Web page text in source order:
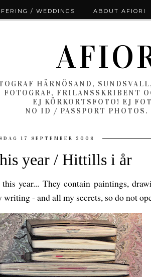
HÄRNÖSAND,
FOTOGRAF, FRILANSSKRIBENT
EJ KÖRKORTSFOTO! EJ
NO ID / PASSPORT
17 SEPTEMBER 2008
year / Hittills i år
year... They contain paintings,
- and all my secrets, so do not
/ WEDDINGS ABOUT AFIORI